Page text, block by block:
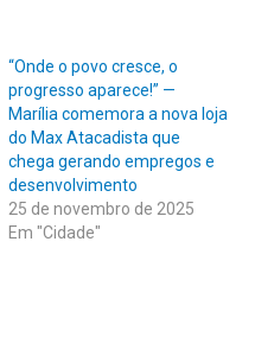
“Onde o povo cresce, o
progresso aparece!” —
Marília comemora a nova loja
do Max Atacadista que
chega gerando empregos e
desenvolvimento
25 de novembro de 2025
Em "Cidade"